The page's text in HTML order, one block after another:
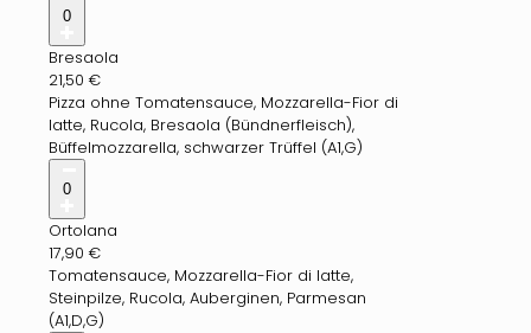
0
Bresaola
21,50 €
Pizza ohne Tomatensauce, Mozzarella-Fior di
latte, Rucola, Bresaola (Bündnerfleisch),
Büffelmozzarella, schwarzer Trüffel (A1,G)
0
Ortolana
17,90 €
Tomatensauce, Mozzarella-Fior di latte,
Steinpilze, Rucola, Auberginen, Parmesan
(A1,D,G)